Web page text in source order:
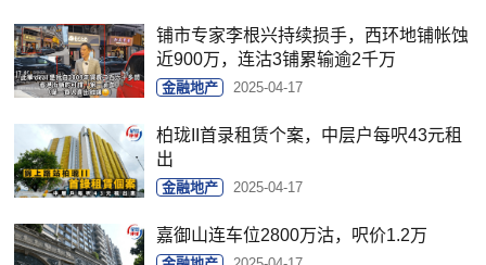
铺市专家李根兴持续损手，西环地铺帐蚀
近900万，连沽3铺累输逾2千万
金融地产 2025-04-17
柏珑II首录租赁个案，中层户每呎43元租
出
金融地产 2025-04-17
嘉御山连车位2800万沽，呎价1.2万